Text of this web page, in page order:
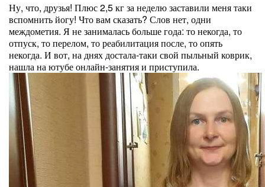
Ну, что, друзья! Плюс 2,5 кг за неделю заставили меня таки
вспомнить йогу! Что вам сказать? Слов нет, одни
междометия. Я не занималась больше года: то некогда, то
отпуск, то перелом, то реабилитация после, то опять
некогда. И вот, на днях достала-таки свой пыльный коврик,
нашла на ютубе онлайн-занятия и приступила.